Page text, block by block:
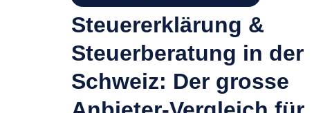
Steuererklärung &
Steuerberatung in der
Schweiz: Der grosse